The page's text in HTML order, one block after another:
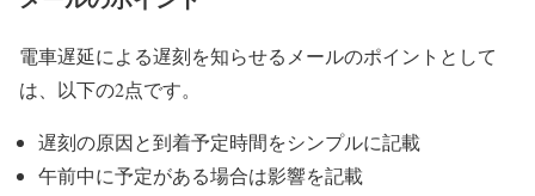
電車遅延による遅刻を知らせるメールのポイントとして
は、以下の2点です。
遅刻の原因と到着予定時間をシンプルに記載
午前中に予定がある場合は影響を記載